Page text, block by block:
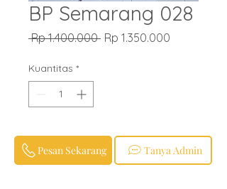
BP Semarang 028
Rp 1.400.000 Harga
Rp 1.350.000
Kuantitas *
Tanya Admin
Pesan Sekarang